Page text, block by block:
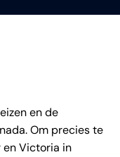
en de
Om precies te
en Victoria in